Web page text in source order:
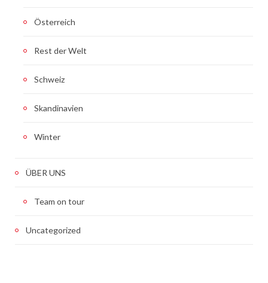
Österreich
Rest der Welt
Schweiz
Skandinavien
Winter
ÜBER UNS
Team on tour
Uncategorized